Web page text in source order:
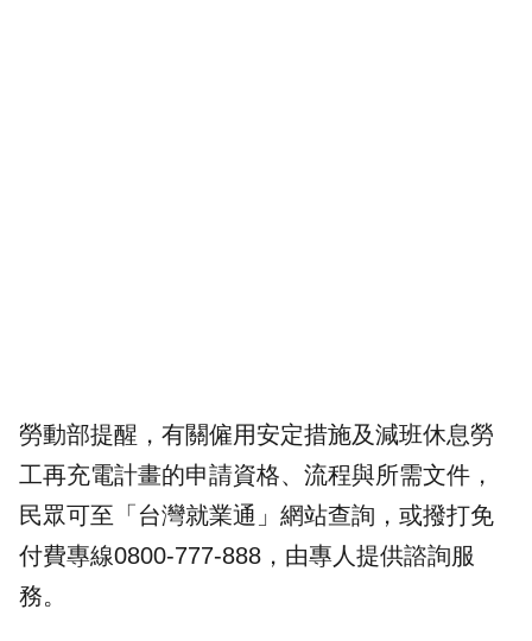
勞動部提醒，有關僱用安定措施及減班休息勞
工再充電計畫的申請資格、流程與所需文件，
民眾可至「台灣就業通」網站查詢，或撥打免
付費專線0800-777-888，由專人提供諮詢服
務。